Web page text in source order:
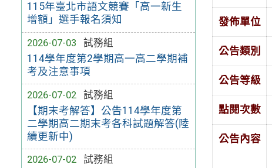
115年臺北市語文競賽「高一新生
增額」選手報名須知
2026-07-03
試務組
114學年度第2學期高一高二學期補
考及注意事項
2026-07-02
試務組
【期末考解答】公告114學年度第
二學期高二期末考各科試題解答(陸
續更新中)
2026-07-02
試務組
發佈單位
公告類別
公告等級
點閱次數
公告內容